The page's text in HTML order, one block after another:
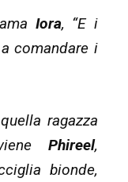
Iora, “E i
comandare i
ragazza
Phireel,
bionde,